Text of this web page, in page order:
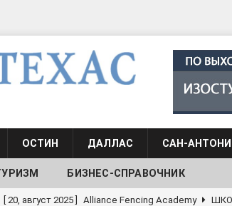
ОСТИН ДАЛЛАС САН-
БИЗНЕС-СПРАВОЧНИК
[ 30, июнь 2025 ] СОСТАВЛЕНИЕ НАЛОГОВЫХ